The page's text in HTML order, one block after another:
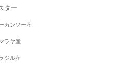
ター
カンソー産
ラヤ産
ジル産